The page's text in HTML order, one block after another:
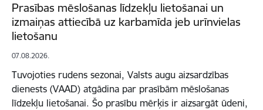
Prasības mēslošanas līdzekļu lietošanai un
izmaiņas attiecībā uz karbamīda jeb urīnvielas
lietošanu
07.08.2026.
Tuvojoties rudens sezonai, Valsts augu aizsardzības
dienests (VAAD) atgādina par prasībām mēslošanas
līdzekļu lietošanai. Šo prasību mērķis ir aizsargāt ūdeni,